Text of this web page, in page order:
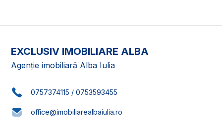
EXCLUSIV IMOBILIARE ALBA
Agenție imobiliară Alba Iulia
0757374115 / 0753593455
office@imobiliarealbaiulia.ro